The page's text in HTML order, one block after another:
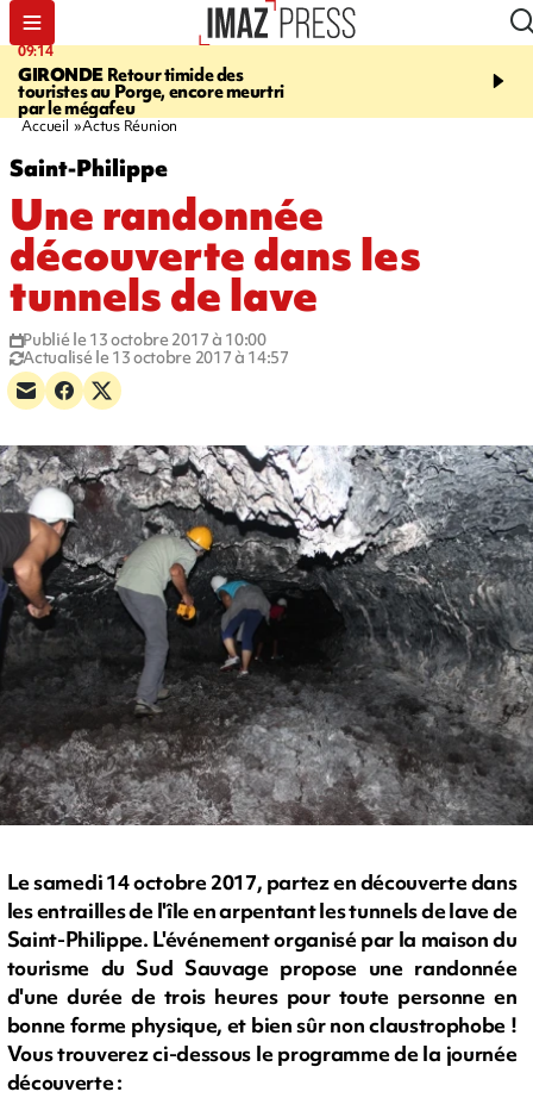
09:14
GIRONDE Retour timide des
touristes au Porge, encore meurtri
par le mégafeu
13:09
Des
font cinq morts en
Accueil Actus Réunion
Saint-Philippe
Une randonnée
découverte dans les
tunnels de lave
Publié le 13 octobre 2017 à 10:00
Actualisé le 13 octobre 2017 à 14:57
Le samedi 14 octobre 2017, partez en découverte dans
les entrailles de l'île en arpentant les tunnels de lave de
Saint-Philippe. L'événement organisé par la maison du
tourisme du Sud Sauvage propose une randonnée
d'une durée de trois heures pour toute personne en
bonne forme physique, et bien sûr non claustrophobe !
Vous trouverez ci-dessous le programme de la journée
découverte :